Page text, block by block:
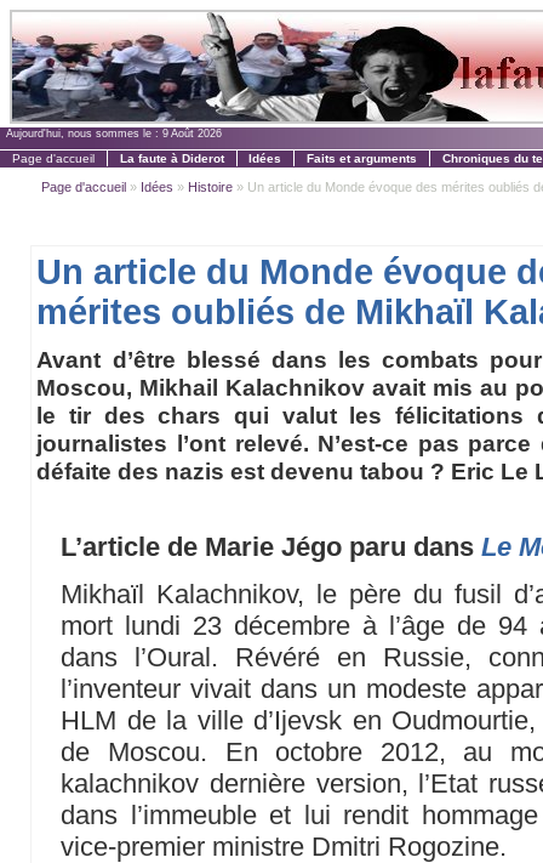
Aujourd'hui, nous sommes le : 9 Août 2026
Page d'accueil La faute à Diderot Idées Faits et arguments Chroniques du
Page d'accueil » Idées » Histoire » Un article du Monde évoque des mérites oubliés
Un article du Monde évoque
mérites oubliés de Mikhaïl
Avant d’être blessé dans les combats
Moscou, Mikhail Kalachnikov avait mis au
le tir des chars qui valut les félicitations
journalistes l’ont relevé. N’est-ce pas
défaite des nazis est devenu tabou ? Eric Le
L’article de Marie Jégo paru dansLe
Mikhaïl Kalachnikov, le père du fusil
mort lundi 23 décembre à l’âge de 94
dans l’Oural. Révéré en Russie,
l’inventeur vivait dans un modeste
HLM de la ville d’Ijevsk en
de Moscou. En octobre 2012, au
kalachnikov dernière version, l’Etat
dans l’immeuble et lui rendit
vice-premier ministre Dmitri Rogozine.